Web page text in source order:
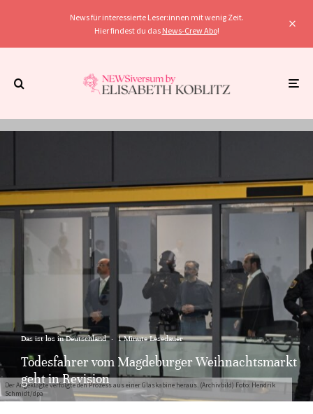
News für interessierte Leser:innen mit wenig Zeit.
Hier findest du das News-Crew Abo!
Der Angeklagte verfolgte den Prozess aus einer Glaskabine heraus. (Archivbild) Foto: Hendrik
Schmidt/dpa
Das ist los in Deutschland · 1 Minute Lesedauer
Todesfahrer vom Magdeburger Weihnachtsmarkt
geht in Revision